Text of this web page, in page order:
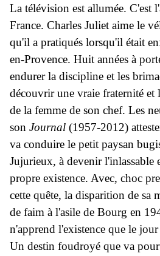
La télévision est allumée. C'est
France. Charles Juliet aime le
qu'il a pratiqués lorsqu'il était
en-Provence. Huit années à
endurer la discipline et les
découvrir une vraie fraternité
de la femme de son chef. Les
son Journal (1957-2012)
va conduire le petit paysan
Jujurieux, à devenir l'inlassable
propre existence. Avec, choc
cette quête, la disparition de sa
de faim à l'asile de Bourg en
n'apprend l'existence que le
Un destin foudroyé que va